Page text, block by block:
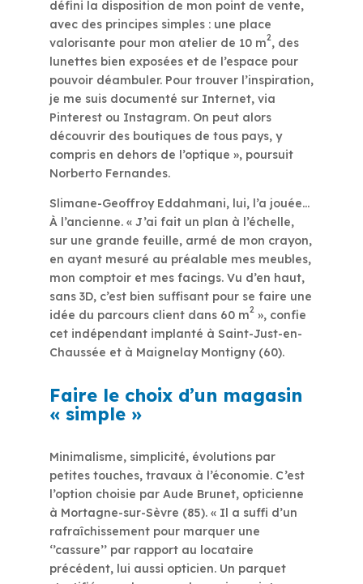
défini la disposition de mon point de vente,
avec des principes simples : une place
valorisante pour mon atelier de 10 m2, des
lunettes bien exposées et de l’espace pour
pouvoir déambuler. Pour trouver l’inspiration,
je me suis documenté sur Internet, via
Pinterest ou Instagram. On peut alors
découvrir des boutiques de tous pays, y
compris en dehors de l’optique », poursuit
Norberto Fernandes.
Slimane-Geoffroy Eddahmani, lui, l’a jouée…
À l’ancienne. « J’ai fait un plan à l’échelle,
sur une grande feuille, armé de mon crayon,
en ayant mesuré au préalable mes meubles,
mon comptoir et mes facings. Vu d’en haut,
sans 3D, c’est bien suffisant pour se faire une
idée du parcours client dans 60 m2», confie
cet indépendant implanté à Saint-Just-en-
Chaussée et à Maignelay Montigny (60).
Faire le choix d’un magasin
« simple »
Minimalisme, simplicité, évolutions par
petites touches, travaux à l’économie. C’est
l’option choisie par Aude Brunet, opticienne
à Mortagne-sur-Sèvre (85). « Il a suffi d’un
rafraîchissement pour marquer une
‘’cassure’’ par rapport au locataire
précédent, lui aussi opticien. Un parquet